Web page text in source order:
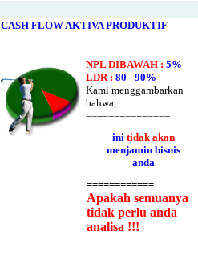
CASH FLOW AKTIVA PRODUKTIF
NPL DIBAWAH : 5%
LDR : 80 - 90%
Kami menggambarkan
bahwa,
===============
ini tidak akan
menjamin bisnis
anda
============
Apakah semuanya
tidak perlu anda
analisa !!!